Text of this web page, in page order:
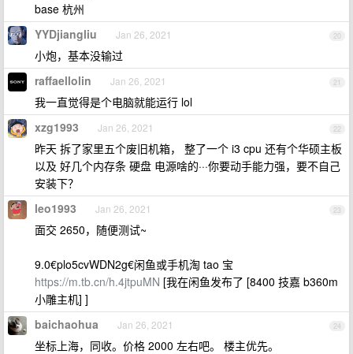
base 杭州
20
YYDjiangliu Jan 26, 2021
小炮，基本没输过
21
raffaellolin Jan 26, 2021
我一直觉得是个电脑就能运行 lol
22
xzg1993 Jan 26, 2021
昨天 拆了家里五个废旧机箱， 整了一个 i3 cpu 还有个华硕主板
以及 好几个内存条 硬盘 电源啥的···你要动手能力强，要不自己
安装下？
23
leo1993 Jan 26, 2021
面交 2650，随便测试~
9.0€plo5cvWDN2g€闲鱼或手机淘 tao 宝
https://m.tb.cn/h.4jtpuMN [我在闲鱼发布了 [8400 技嘉 b360m
小雕主机] ]
24
baichaohua Jan 26, 2021
坐标上海，同收。价格 2000 左右吧。 楼主优先。